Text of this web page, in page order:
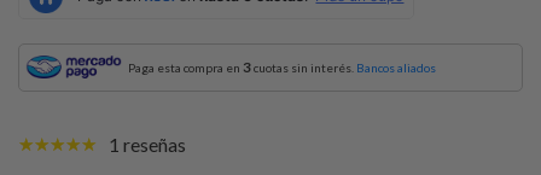
Paga esta compra en 3cuotas sin interés. Bancos aliados
1 reseñas